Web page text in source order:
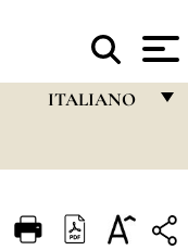
ITALIANO
ITALIANO